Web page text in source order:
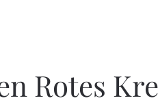
Rotes